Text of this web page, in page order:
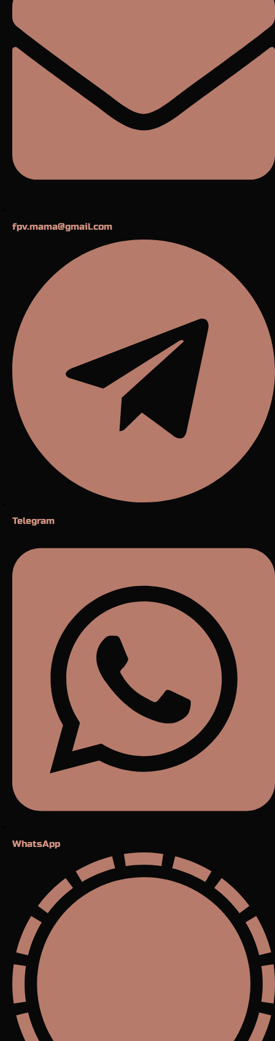
fpv.mama@gmail.com
Telegram
WhatsApp